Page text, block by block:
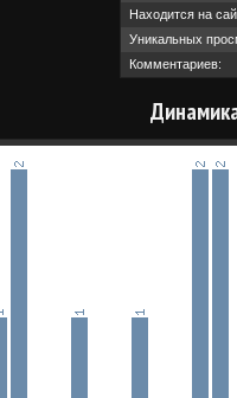
Находится на
Уникальных
Комментариев: